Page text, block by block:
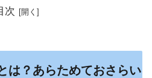
次
は？あらためておさらい